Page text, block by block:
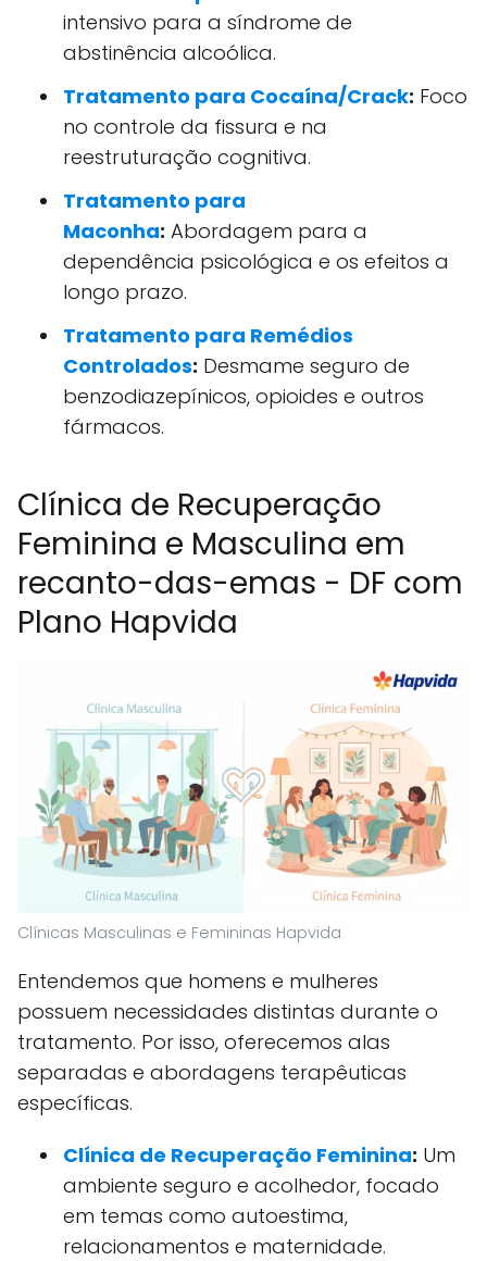
intensivo para a síndrome de
abstinência alcoólica.
Tratamento para Cocaína/Crack: Foco
no controle da fissura e na
reestruturação cognitiva.
Tratamento para
Maconha: Abordagem para a
dependência psicológica e os efeitos a
longo prazo.
Tratamento para Remédios
Controlados: Desmame seguro de
benzodiazepínicos, opioides e outros
fármacos.
Clínica de Recuperação
Feminina e Masculina em
recanto-das-emas - DF com
Plano Hapvida
Clínicas Masculinas e Femininas Hapvida
Entendemos que homens e mulheres
possuem necessidades distintas durante o
tratamento. Por isso, oferecemos alas
separadas e abordagens terapêuticas
específicas.
Clínica de Recuperação Feminina: Um
ambiente seguro e acolhedor, focado
em temas como autoestima,
relacionamentos e maternidade.